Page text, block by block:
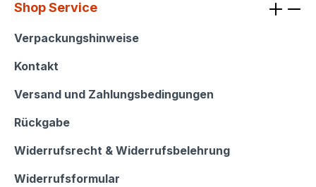
Shop Service
Shop Service
Verpackungshinweise
Kontakt
Versand und Zahlungsbedingungen
Rückgabe
Widerrufsrecht & Widerrufsbelehrung
Widerrufsformular